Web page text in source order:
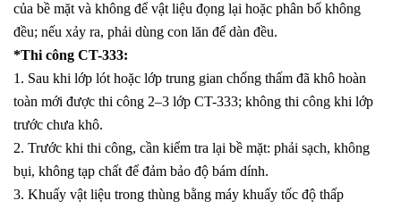
của bề mặt và không để vật liệu đọng lại hoặc phân bố không
đều; nếu xảy ra, phải dùng con lăn để dàn đều.
*Thi công CT-333:
1. Sau khi lớp lót hoặc lớp trung gian chống thấm đã khô hoàn
toàn mới được thi công 2–3 lớp CT-333; không thi công khi lớp
trước chưa khô.
2. Trước khi thi công, cần kiểm tra lại bề mặt: phải sạch, không
bụi, không tạp chất để đảm bảo độ bám dính.
3. Khuấy vật liệu trong thùng bằng máy khuấy tốc độ thấp